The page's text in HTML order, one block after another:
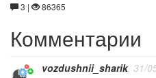
3 | 86365
Комментарии
vozdushnii_sharik, 31/